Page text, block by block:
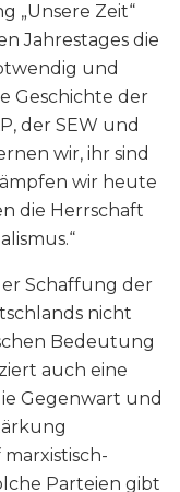
„Unsere Zeit“
Jahrestages die
und
Geschichte der
der SEW und
wir, ihr sind
wir heute
die Herrschaft
Schaffung der
nicht
Bedeutung
auch eine
Gegenwart und
Parteien gibt